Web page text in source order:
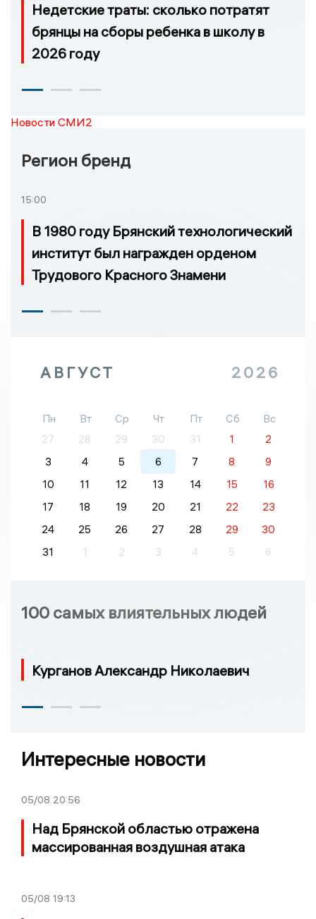
Недетские траты: сколько потратят
брянцы на сборы ребенка в школу в
2026 году
Новости СМИ2
Регион бренд
15:00
В 1980 году Брянский технологический
институт был награжден орденом
Трудового Красного Знамени
АВГУСТ 2026
Пн Вт Ср Чт Пт Сб
Вс
27
28 29 30 31 1
2
3
4 5 6 7 8
9
10
11 12 13 14 15
16
17
18 19 20 21 22
23
24
25 26 27 28 29
30
31
1 2 3 4 5 6
100 самых влиятельных людей
Курганов Александр Николаевич
Интересные новости
05/08 20:56
Над Брянской областью отражена
массированная воздушная атака
05/08 19:13